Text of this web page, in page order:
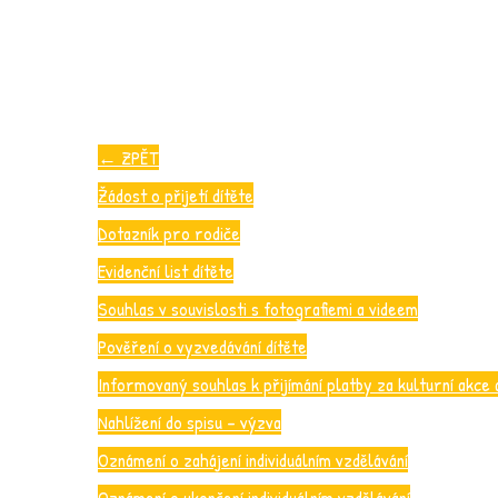
← ZPĚT
Žádost o přijetí dítěte
Dotazník pro rodiče
Evidenční list dítěte
Souhlas v souvislosti s fotografiemi a videem
Pověření o vyzvedávání dítěte
Informovaný souhlas k přijímání platby za kulturní
Nahlížení do spisu – výzva
Oznámení o zahájení individuálním vzdělávání